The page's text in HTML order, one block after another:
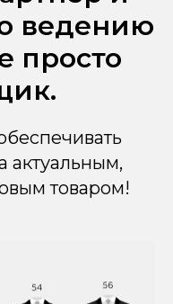
ведению
просто
актуальным,
товаром!